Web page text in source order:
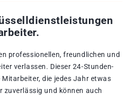
professionellen, freundlichen und
verlassen. Dieser 24-Stunden-
die jedes Jahr etwas
zuverlässig und können auch